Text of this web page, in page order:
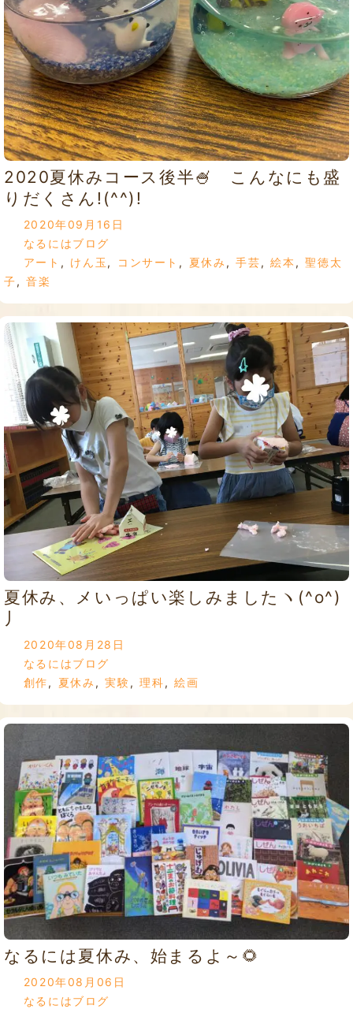
2020夏休みコース後半🍧 こんなにも盛
りだくさん!(^^)!
2020年09月16日
なるにはブログ
アート , けん玉 , コンサート , 夏休み ,手芸,絵本 ,聖徳太
子,音楽
夏休み、メいっぱい楽しみましたヽ(^o^)
丿
2020年08月28日
なるにはブログ
創作, 夏休み ,実験,理科,絵画
なるには夏休み、始まるよ～🌻
2020年08月06日
なるにはブログ